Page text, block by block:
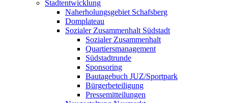
Stadtentwicklung
Naherholungsgebiet Schafsberg
Domplateau
Sozialer Zusammenhalt Südstadt
Sozialer Zusammenhalt
Quartiersmanagement
Südstadtrunde
Sponsoring
Bautagebuch JUZ/Sportpark
Bürgerbeteiligung
Pressemitteilungen